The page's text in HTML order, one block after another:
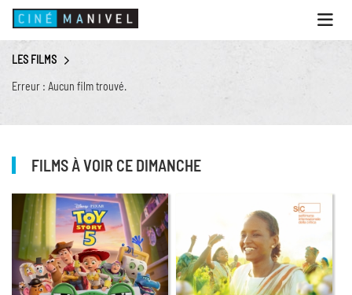
le
menu
ACCUEIL
PROGRAMME
ANIMATIONS
CINÉ CAFÉ | RESTAURANT
INFOS PRATIQUES
LES FILMS
Erreur : Aucun film trouvé.
FILMS À VOIR CE DIMANCHE